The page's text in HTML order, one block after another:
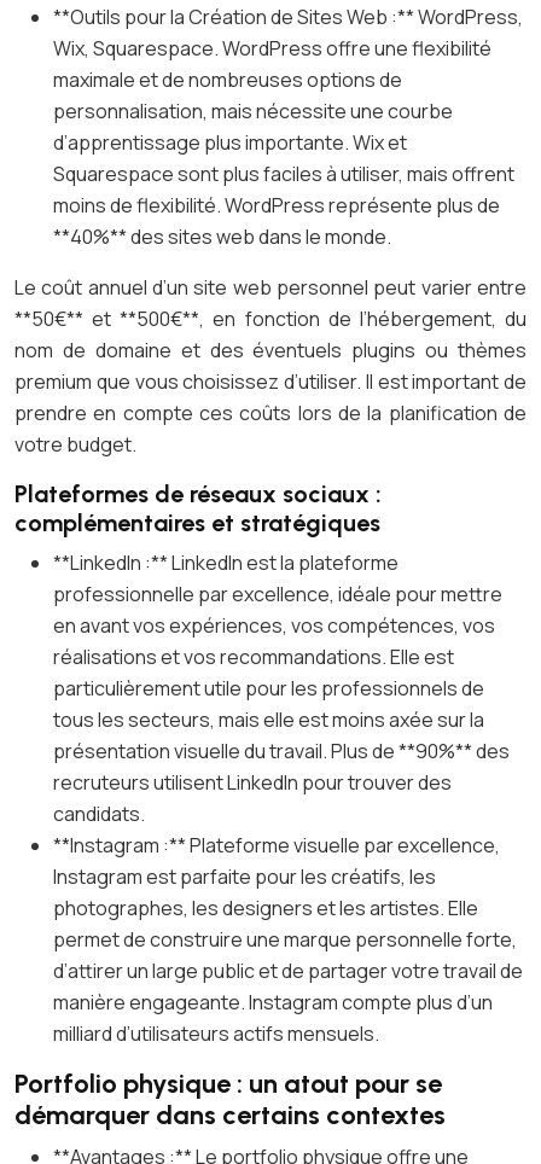
**Outils pour la Création de Sites Web :** WordPress,
Wix, Squarespace. WordPress offre une flexibilité
maximale et de nombreuses options de
personnalisation, mais nécessite une courbe
d’apprentissage plus importante. Wix et
Squarespace sont plus faciles à utiliser, mais offrent
moins de flexibilité. WordPress représente plus de
**40%** des sites web dans le monde.
Le coût annuel d’un site web personnel peut varier entre
**50€** et **500€**, en fonction de l’hébergement, du
nom de domaine et des éventuels plugins ou thèmes
premium que vous choisissez d’utiliser. Il est important de
prendre en compte ces coûts lors de la planification de
votre budget.
Plateformes de réseaux sociaux :
complémentaires et stratégiques
**LinkedIn :** LinkedIn est la plateforme
professionnelle par excellence, idéale pour mettre
en avant vos expériences, vos compétences, vos
réalisations et vos recommandations. Elle est
particulièrement utile pour les professionnels de
tous les secteurs, mais elle est moins axée sur la
présentation visuelle du travail. Plus de **90%** des
recruteurs utilisent LinkedIn pour trouver des
candidats.
**Instagram :** Plateforme visuelle par excellence,
Instagram est parfaite pour les créatifs, les
photographes, les designers et les artistes. Elle
permet de construire une marque personnelle forte,
d’attirer un large public et de partager votre travail de
manière engageante. Instagram compte plus d’un
milliard d’utilisateurs actifs mensuels.
Portfolio physique : un atout pour se
démarquer dans certains contextes
**Avantages :** Le portfolio physique offre une